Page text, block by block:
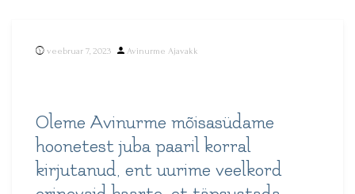
veebruar 7, 2023
Posted
Avinurme Ajavakk
Oleme Avinurme mõisasüdame
hoonetest juba paaril korral
kirjutanud, ent uurime veelkord